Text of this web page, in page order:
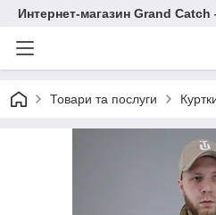
Интернет-магазин Grand
Товари та послуги